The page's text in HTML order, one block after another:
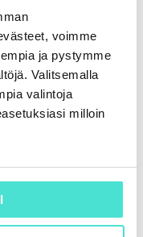
voimme
ja pystymme
Valitsemalla
valintoja
milloin